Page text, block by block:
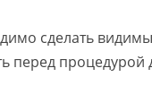
сделать
перед процедурой